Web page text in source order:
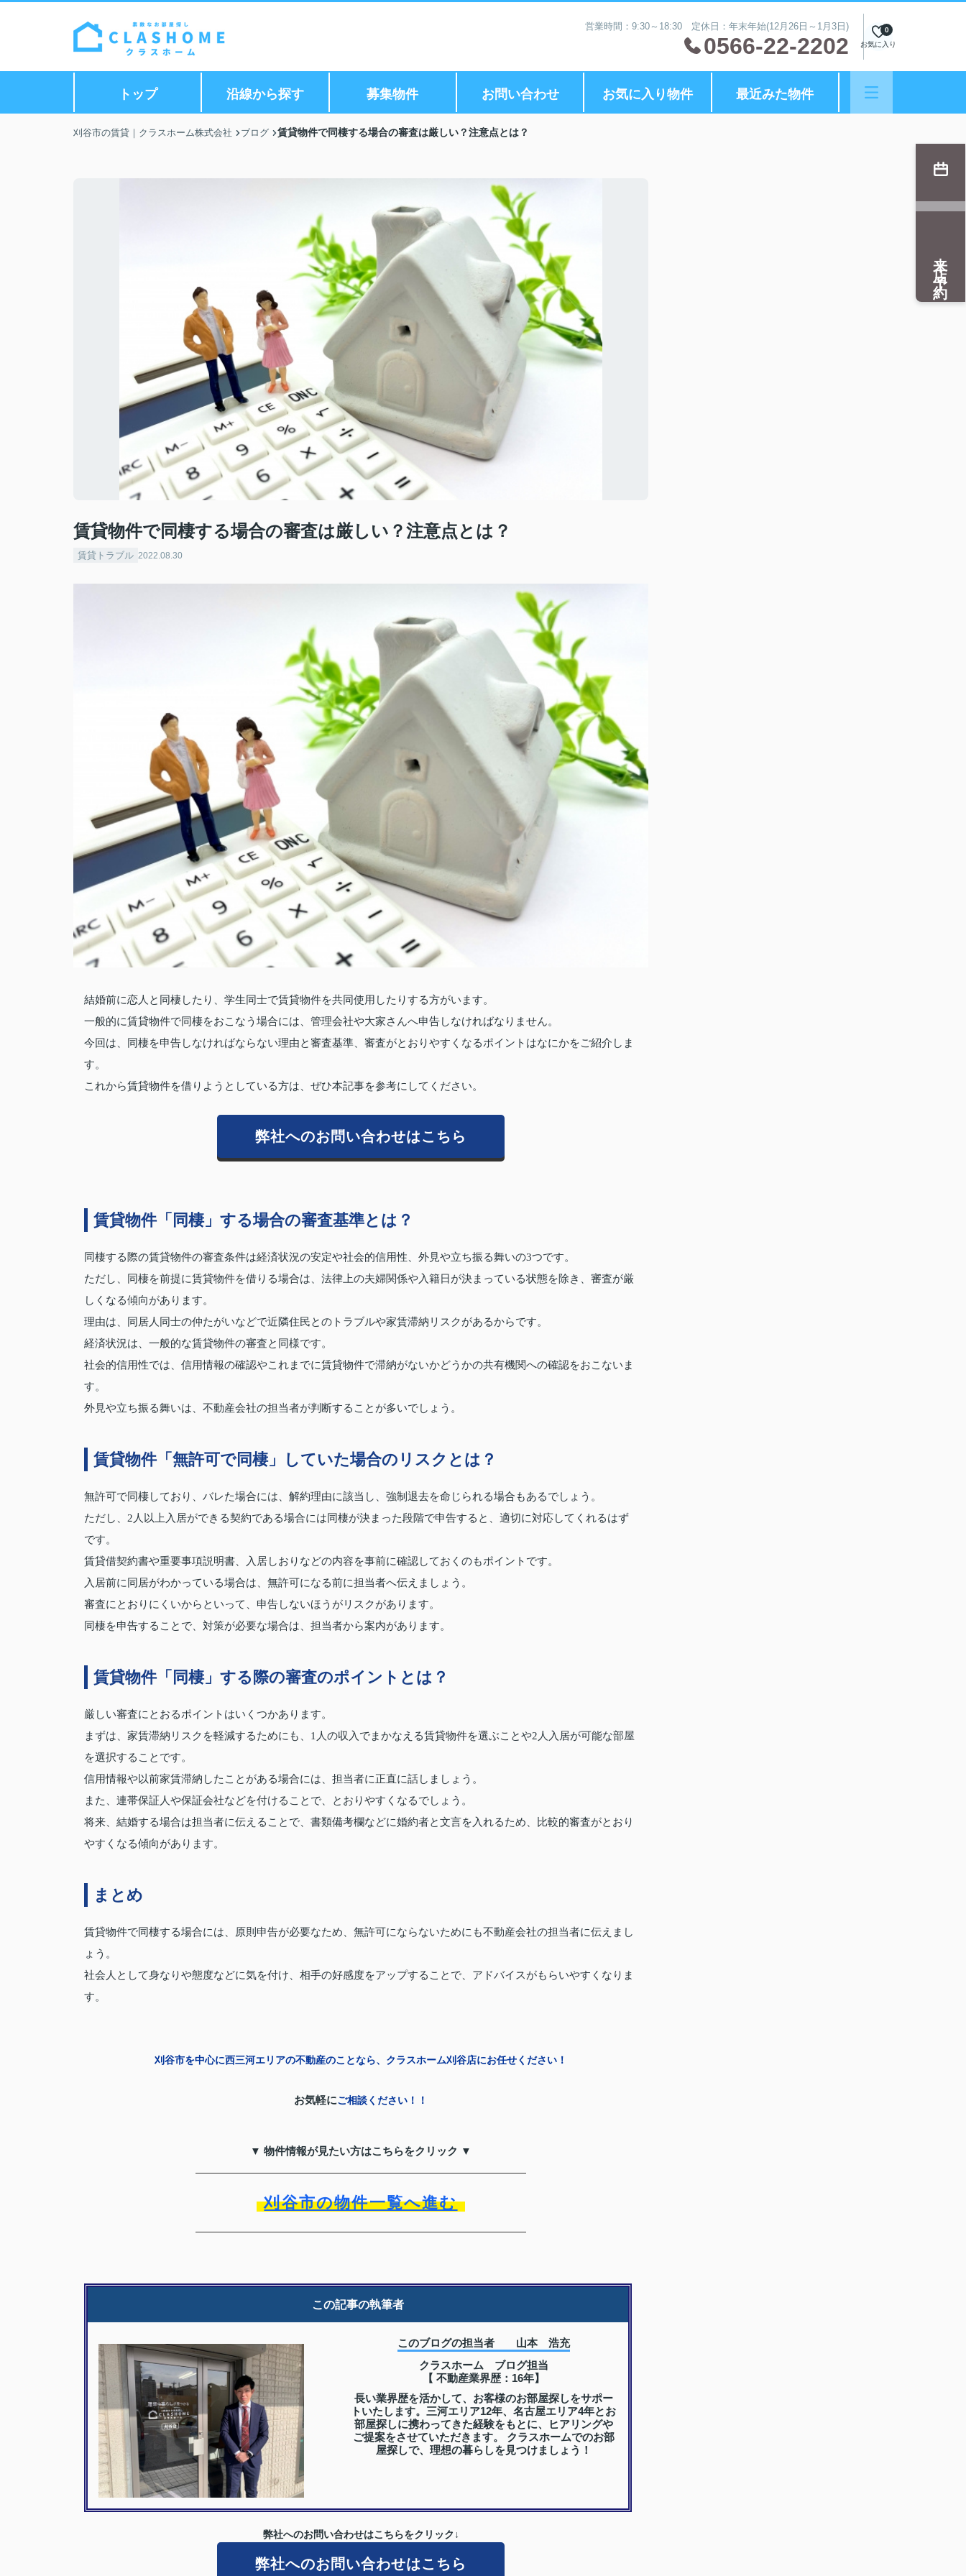
営業時間：9:30～18:30 定休日：年末年始(12月26日～1月3日)
0566-22-2202 お気に入り
0
トップ 沿線から探す 募集物件 お問い合わせ お気に入り物件 最近みた物件
刈谷市の賃貸｜クラスホーム株式会社 ブログ 賃貸物件で同棲する場合の審査は厳しい？注意点とは？
賃貸物件で同棲する場合の審査は厳しい？注意点とは？
賃貸トラブル 2022.08.30
結婚前に恋人と同棲したり、学生同士で賃貸物件を共同使用したりする方がいます。
一般的に賃貸物件で同棲をおこなう場合には、管理会社や大家さんへ申告しなければなりません。
今回は、同棲を申告しなければならない理由と審査基準、審査がとおりやすくなるポイントはなにかをご紹介しま
す。
これから賃貸物件を借りようとしている方は、ぜひ本記事を参考にしてください。
弊社へのお問い合わせはこちら
賃貸物件「同棲」する場合の審査基準とは？
同棲する際の賃貸物件の審査条件は経済状況の安定や社会的信用性、外見や立ち振る舞いの3つです。
ただし、同棲を前提に賃貸物件を借りる場合は、法律上の夫婦関係や入籍日が決まっている状態を除き、審査が厳
しくなる傾向があります。
理由は、同居人同士の仲たがいなどで近隣住民とのトラブルや家賃滞納リスクがあるからです。
経済状況は、一般的な賃貸物件の審査と同様です。
社会的信用性では、信用情報の確認やこれまでに賃貸物件で滞納がないかどうかの共有機関への確認をおこないま
す。
外見や立ち振る舞いは、不動産会社の担当者が判断することが多いでしょう。
賃貸物件「無許可で同棲」していた場合のリスクとは？
無許可で同棲しており、バレた場合には、解約理由に該当し、強制退去を命じられる場合もあるでしょう。
ただし、2人以上入居ができる契約である場合には同棲が決まった段階で申告すると、適切に対応してくれるはず
です。
賃貸借契約書や重要事項説明書、入居しおりなどの内容を事前に確認しておくのもポイントです。
入居前に同居がわかっている場合は、無許可になる前に担当者へ伝えましょう。
審査にとおりにくいからといって、申告しないほうがリスクがあります。
同棲を申告することで、対策が必要な場合は、担当者から案内があります。
賃貸物件「同棲」する際の審査のポイントとは？
厳しい審査にとおるポイントはいくつかあります。
まずは、家賃滞納リスクを軽減するためにも、1人の収入でまかなえる賃貸物件を選ぶことや2人入居が可能な部屋
を選択することです。
信用情報や以前家賃滞納したことがある場合には、担当者に正直に話しましょう。
また、連帯保証人や保証会社などを付けることで、とおりやすくなるでしょう。
将来、結婚する場合は担当者に伝えることで、書類備考欄などに婚約者と文言を入れるため、比較的審査がとおり
やすくなる傾向があります。
まとめ
賃貸物件で同棲する場合には、原則申告が必要なため、無許可にならないためにも不動産会社の担当者に伝えまし
ょう。
社会人として身なりや態度などに気を付け、相手の好感度をアップすることで、アドバイスがもらいやすくなりま
す。
刈谷市を中心に西三河エリアの不動産のことなら、クラスホーム刈谷店にお任せください！
お気軽にご相談ください！！
▼ 物件情報が見たい方はこちらをクリック ▼
刈谷市の物件一覧へ進む
この記事の執筆者
このブログの担当者 山本 浩充
クラスホーム ブログ担当
【 不動産業界歴：16年】
長い業界歴を活かして、お客様のお部屋探しをサポー
トいたします。三河エリア12年、名古屋エリア4年とお
部屋探しに携わってきた経験をもとに、ヒアリングや
ご提案をさせていただきます。 クラスホームでのお部
屋探しで、理想の暮らしを見つけましょう！
弊社へのお問い合わせはこちらをクリック↓
弊社へのお問い合わせはこちら
来店予約